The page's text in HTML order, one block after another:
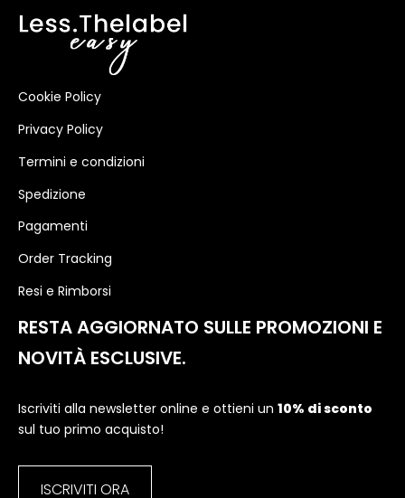
Cookie Policy
Privacy Policy
Termini e condizioni
Spedizione
Pagamenti
Order Tracking
Resi e Rimborsi
RESTA AGGIORNATO SULLE PROMOZIONI E
NOVITÀ ESCLUSIVE.
Iscriviti alla newsletter online e ottieni un 10% di sconto
sul tuo primo acquisto!
ISCRIVITI ORA